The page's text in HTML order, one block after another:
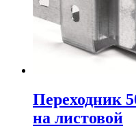
Переходник
на листовой